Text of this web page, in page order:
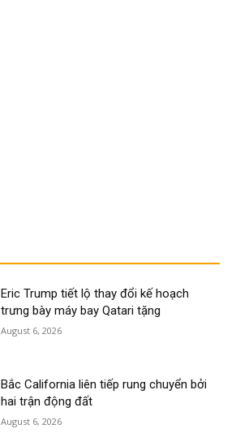
Eric Trump tiết lộ thay đổi kế hoạch
trưng bày máy bay Qatari tặng
August 6, 2026
Bắc California liên tiếp rung chuyển bởi
hai trận động đất
August 6, 2026